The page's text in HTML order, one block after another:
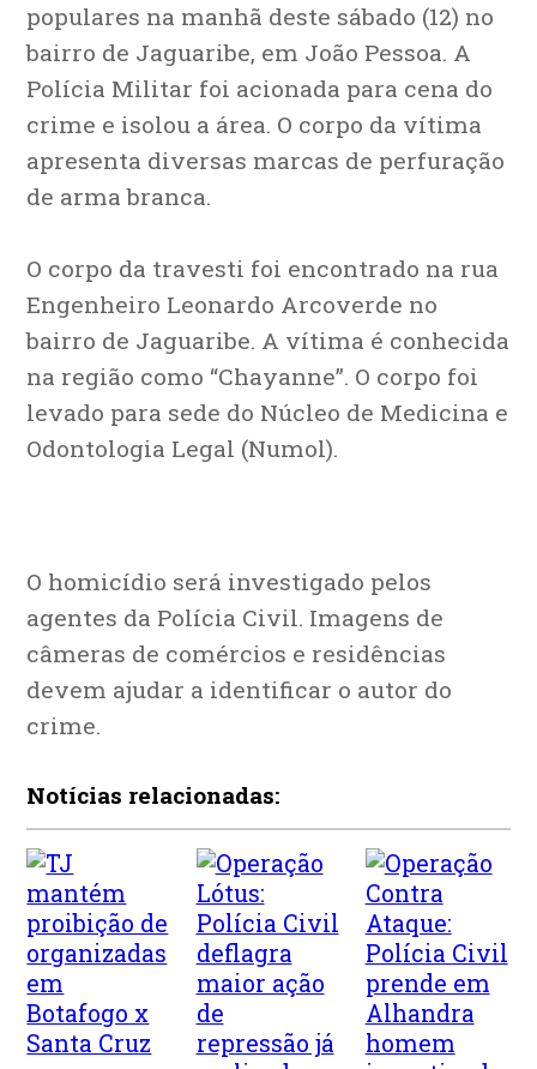
populares na manhã deste sábado (12) no
bairro de Jaguaribe, em João Pessoa. A
Polícia Militar foi acionada para cena do
crime e isolou a área. O corpo da vítima
apresenta diversas marcas de perfuração
de arma branca.
O corpo da travesti foi encontrado na rua
Engenheiro Leonardo Arcoverde no
bairro de Jaguaribe. A vítima é conhecida
na região como “Chayanne”. O corpo foi
levado para sede do Núcleo de Medicina e
Odontologia Legal (Numol).
O homicídio será investigado pelos
agentes da Polícia Civil. Imagens de
câmeras de comércios e residências
devem ajudar a identificar o autor do
crime.
Notícias relacionadas: